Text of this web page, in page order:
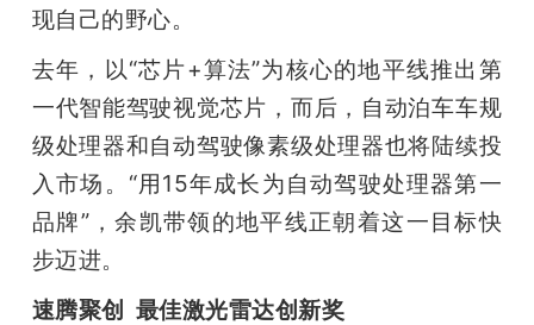
现自己的野心。
去年，以“芯片+算法”为核心的地平线推出第
一代智能驾驶视觉芯片，而后，自动泊车车规
级处理器和自动驾驶像素级处理器也将陆续投
入市场。“用15年成长为自动驾驶处理器第一
品牌”，余凯带领的地平线正朝着这一目标快
步迈进。
速腾聚创  最佳激光雷达创新奖